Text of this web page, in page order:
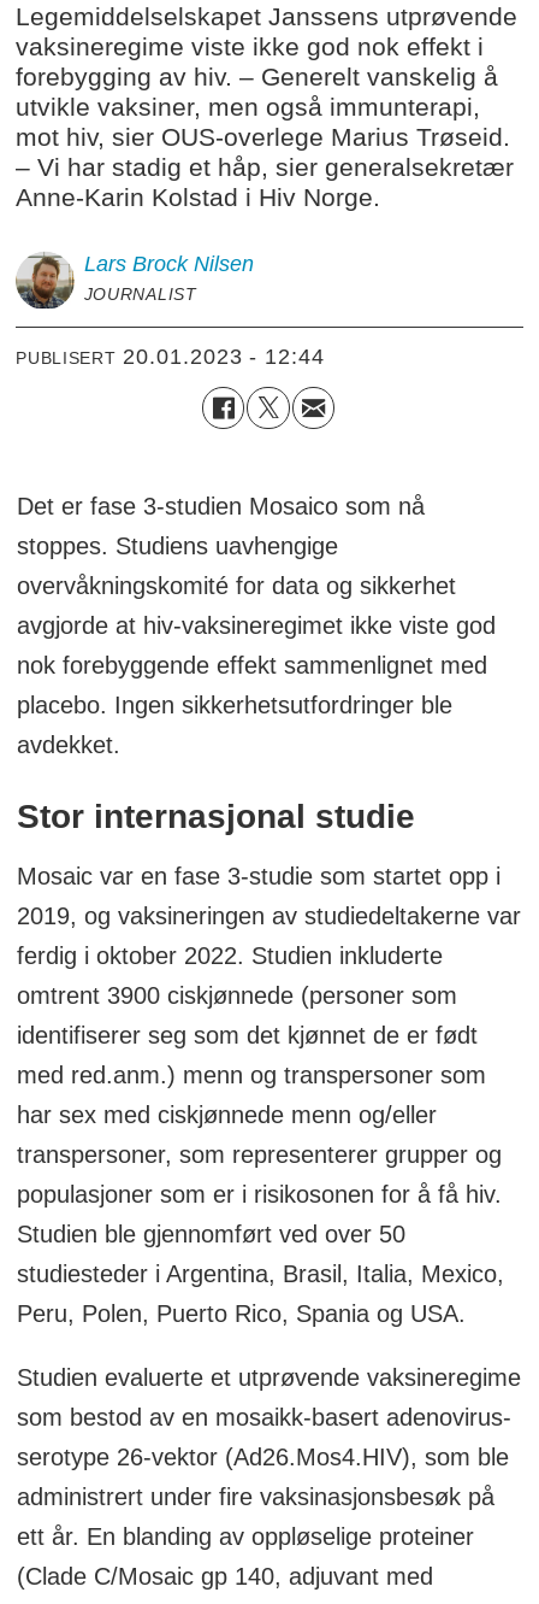
Legemiddelselskapet Janssens utprøvende
vaksineregime viste ikke god nok effekt i
forebygging av hiv. – Generelt vanskelig å
utvikle vaksiner, men også immunterapi,
mot hiv, sier OUS-overlege Marius Trøseid.
– Vi har stadig et håp, sier generalsekretær
Anne-Karin Kolstad i Hiv Norge.
Lars Brock Nilsen
JOURNALIST
PUBLISERT 20.01.2023 - 12:44
Det er fase 3-studien Mosaico som nå
stoppes. Studiens uavhengige
overvåkningskomité for data og sikkerhet
avgjorde at hiv-vaksineregimet ikke viste god
nok forebyggende effekt sammenlignet med
placebo. Ingen sikkerhetsutfordringer ble
avdekket.
Stor internasjonal studie
Mosaic var en fase 3-studie som startet opp i
2019, og vaksineringen av studiedeltakerne var
ferdig i oktober 2022. Studien inkluderte
omtrent 3900 ciskjønnede (personer som
identifiserer seg som det kjønnet de er født
med red.anm.) menn og transpersoner som
har sex med ciskjønnede menn og/eller
transpersoner, som representerer grupper og
populasjoner som er i risikosonen for å få hiv.
Studien ble gjennomført ved over 50
studiesteder i Argentina, Brasil, Italia, Mexico,
Peru, Polen, Puerto Rico, Spania og USA.
Studien evaluerte et utprøvende vaksineregime
som bestod av en mosaikk-basert adenovirus-
serotype 26-vektor (Ad26.Mos4.HIV), som ble
administrert under fire vaksinasjonsbesøk på
ett år. En blanding av oppløselige proteiner
(Clade C/Mosaic gp 140, adjuvant med